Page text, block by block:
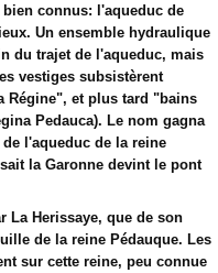
connus: l'aqueduc de
Un ensemble hydraulique
du trajet de l'aqueduc, mais
vestiges subsistèrent
Régine", et plus tard "bains
Pedauca). Le nom gagna
l'aqueduc de la reine
la Garonne devint le pont
La Herissaye, que de son
de la reine Pédauque. Les
sur cette reine, peu connue